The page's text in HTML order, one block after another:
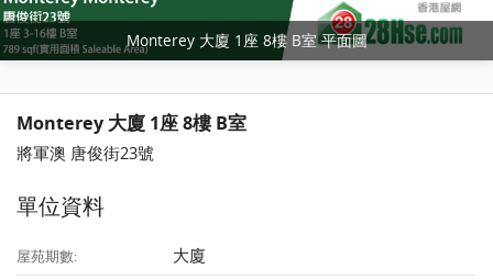
Monterey 大廈 1座 8樓 B室 平面圖
Monterey 大廈 1座 8樓 B室
將軍澳 唐俊街23號
單位資料
屋苑期數: 大廈